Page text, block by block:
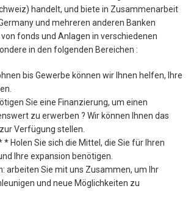
handelt, und biete in Zusammenarbeit
und mehreren anderen Banken
fonds und Anlagen in verschiedenen
in den folgenden Bereichen :
bis Gewerbe können wir Ihnen helfen, Ihre
Sie eine Finanzierung, um einen
zu erwerben ? Wir können Ihnen das
Verfügung stellen.
Holen Sie sich die Mittel, die Sie für Ihren
Ihre expansion benötigen.
arbeiten Sie mit uns Zusammen, um Ihr
und neue Möglichkeiten zu